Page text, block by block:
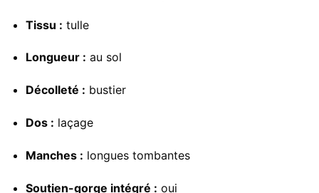
Tissu : tulle
Longueur : au sol
Décolleté : bustier
Dos : laçage
Manches : longues tombantes
Soutien-gorge intégré : oui